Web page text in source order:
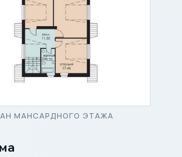
МАНСАРДНОГО ЭТАЖА